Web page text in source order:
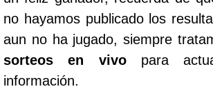
no hayamos publicado los
aun no ha jugado, siempre
sorteos en vivopara
información.